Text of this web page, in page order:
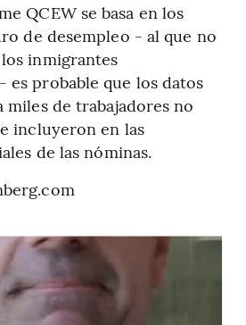
QCEW se basa en los
de desempleo - al que no
inmigrantes
es probable que los datos
miles de trabajadores no
incluyeron en las
de las nóminas.